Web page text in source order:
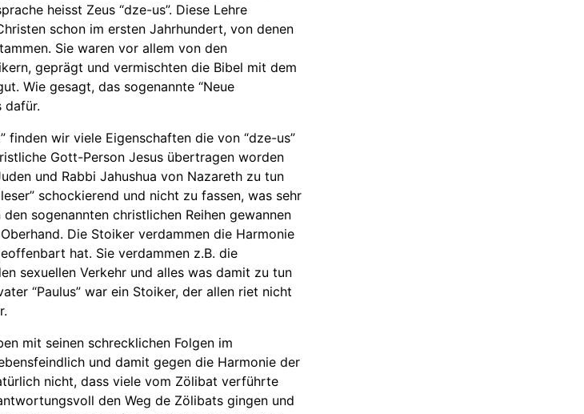
heisst Zeus “dze-us”. Diese Lehre
schon im ersten Jahrhundert, von denen
Sie waren vor allem von den
geprägt und vermischten die Bibel mit dem
Wie gesagt, das sogenannte “Neue
dafür.
finden wir viele Eigenschaften die von “dze-us”
Gott-Person Jesus übertragen worden
und Rabbi Jahushua von Nazareth zu tun
schockierend und nicht zu fassen, was sehr
sogenannten christlichen Reihen gewannen
Die Stoiker verdammen die Harmonie
hat. Sie verdammen z.B. die
sexuellen Verkehr und alles was damit zu tun
“Paulus” war ein Stoiker, der allen riet nicht
mit seinen schrecklichen Folgen im
und damit gegen die Harmonie der
nicht, dass viele vom Zölibat verführte
den Weg de Zölibats gingen und